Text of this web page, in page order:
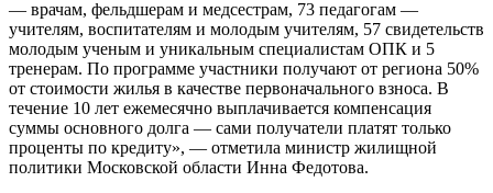
— врачам, фельдшерам и медсестрам, 73 педагогам —
учителям, воспитателям и молодым учителям, 57 свидетельств
молодым ученым и уникальным специалистам ОПК и 5
тренерам. По программе участники получают от региона 50%
от стоимости жилья в качестве первоначального взноса. В
течение 10 лет ежемесячно выплачивается компенсация
суммы основного долга — сами получатели платят только
проценты по кредиту», — отметила министр жилищной
политики Московской области Инна Федотова.